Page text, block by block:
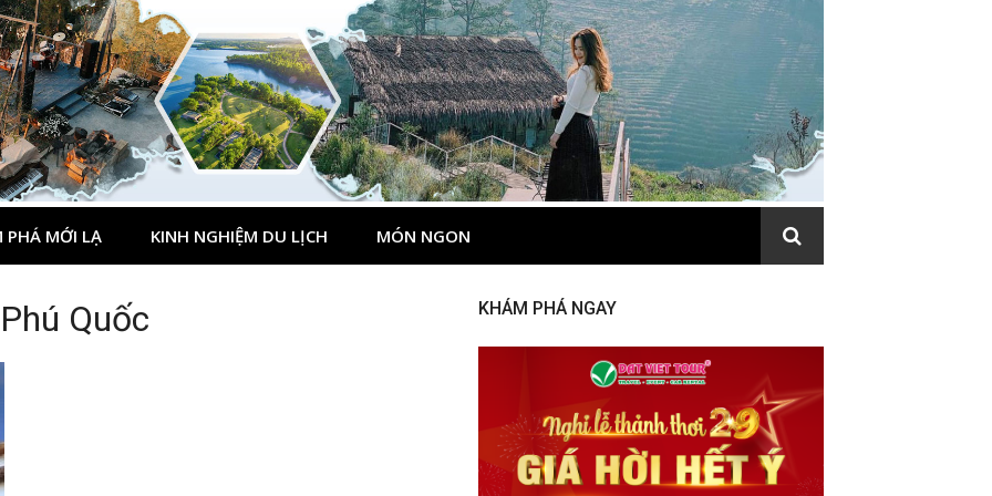
PHÁ MỚI LẠ KINH NGHIỆM DU LỊCH MÓN NGON
Quốc KHÁM PHÁ NGAY